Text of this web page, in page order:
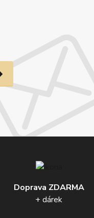
Doprava ZDARMA
+ dárek